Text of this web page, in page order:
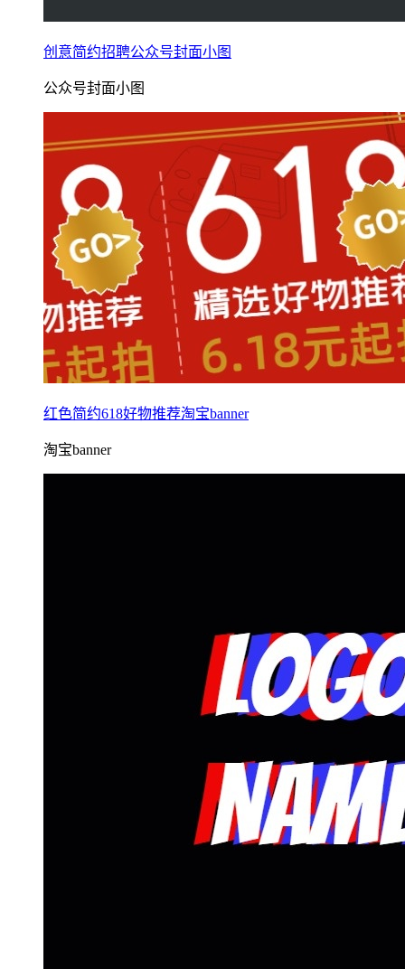
创意简约招聘公众号封面小图
公众号封面小图
红色简约618好物推荐淘宝banner
淘宝banner